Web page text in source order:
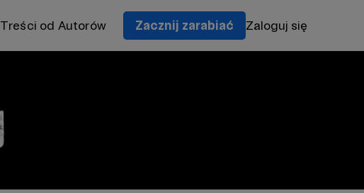
Treści od Autorów Zacznij zarabiać Zaloguj się